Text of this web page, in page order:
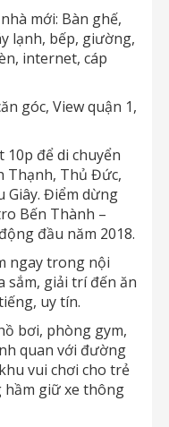
mới: Bàn ghế,
lạnh, bếp, giường,
internet, cáp
góc, View quận 1,
để di chuyển
Thạnh, Thủ Đức,
Giây. Điểm dừng
Bến Thành –
đầu năm 2018.
ngay trong nội
sắm, giải trí đến ăn
uy tín.
bơi, phòng gym,
quan với đường
vui chơi cho trẻ
hầm giữ xe thông